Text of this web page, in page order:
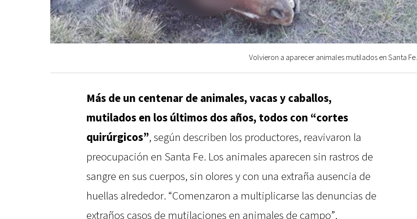
Volvieron a aparecer animales mutilados en Santa Fe.
Más de un centenar de animales, vacas y caballos,
mutilados en los últimos dos años, todos con “cortes
quirúrgicos”, según describen los productores, reavivaron la
preocupación en Santa Fe. Los animales aparecen sin rastros de
sangre en sus cuerpos, sin olores y con una extraña ausencia de
huellas alrededor. “Comenzaron a multiplicarse las denuncias de
extraños casos de mutilaciones en animales de campo”,